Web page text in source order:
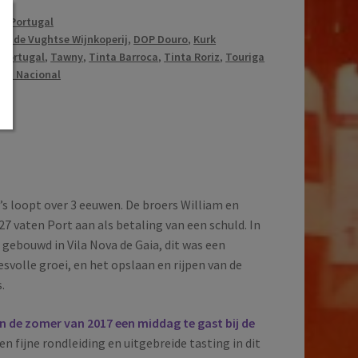
Portugal
de Vughtse Wijnkoperij, DOP Douro, Kurk
Portugal, Tawny, Tinta Barroca, Tinta Roriz, Touriga
Nacional
loopt over 3 eeuwen. De broers William en
vaten Port aan als betaling van een schuld. In
in Vila Nova de Gaia, dit was een
groei, en het opslaan en rijpen van de
de zomer van 2017 een middag te gast bij de
fijne rondleiding en uitgebreide tasting in dit